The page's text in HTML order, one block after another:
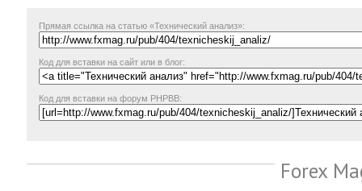
Прямая ссылка на статью «Технический анализ»:
Код для вставки на сайт или в блог:
Код для вставки на форум PHPBB:
Forex